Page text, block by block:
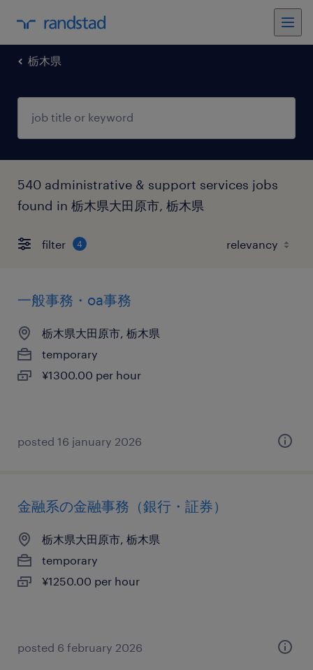
栃木県
540 administrative & support services jobs
found in 栃木県大田原市, 栃木県
filter 4
一般事務・oa事務
栃木県大田原市, 栃木県
temporary
¥1300.00 per hour
posted 16 january 2026
金融系の金融事務（銀行・証券）
栃木県大田原市, 栃木県
temporary
¥1250.00 per hour
posted 6 february 2026